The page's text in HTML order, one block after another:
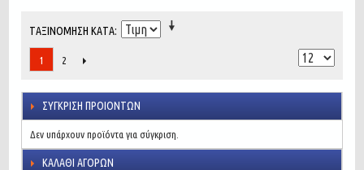
ΤΑΞΙΝΌΜΗΣΗ ΚΑΤΆ
1 2
ΣΎΓΚΡΙΣΗ ΠΡΟΙΌΝΤΩΝ
Δεν υπάρχουν προϊόντα για σύγκριση.
ΚΑΛΆΘΙ ΑΓΟΡΏΝ